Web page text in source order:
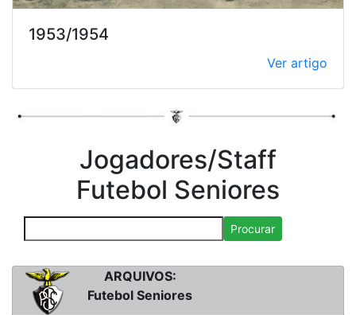
1953/1954
Ver artigo
Jogadores/Staff
Futebol Seniores
Procurar
ARQUIVOS:
Futebol Seniores